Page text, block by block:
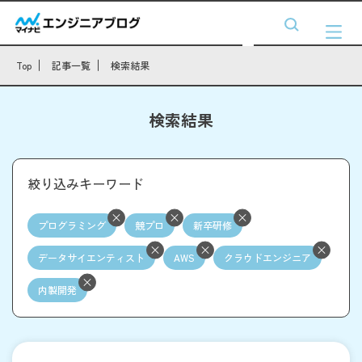
Top 記事一覧 検索結果
検索結果
絞り込みキーワード
プログラミング 競プロ 新卒研修
データサイエンティスト AWS クラウドエンジニア
内製開発